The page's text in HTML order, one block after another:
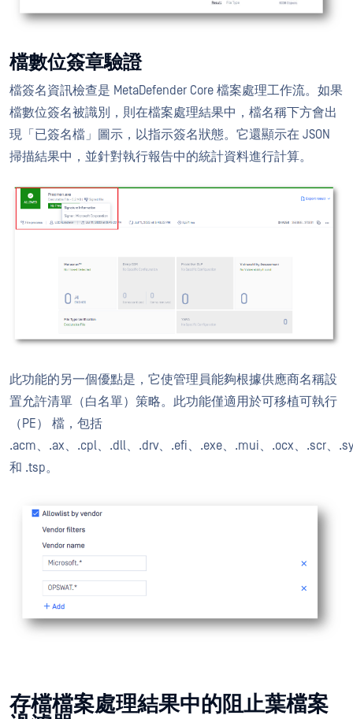
檔數位簽章驗證
檔簽名資訊檢查是 MetaDefender Core 檔案處理工作流。如果
檔數位簽名被識別，則在檔案處理結果中，檔名稱下方會出
現「已簽名檔」圖示，以指示簽名狀態。它還顯示在 JSON
掃描結果中，並針對執行報告中的統計資料進行計算。
此功能的另一個優點是，它使管理員能夠根據供應商名稱設
置允許清單（白名單）策略。此功能僅適用於可移植可執行
（PE） 檔，包括
.acm、.ax、.cpl、.dll、.drv、.efi、.exe、.mui、.ocx、.scr、
和 .tsp。
存檔檔案處理結果中的阻止葉檔案